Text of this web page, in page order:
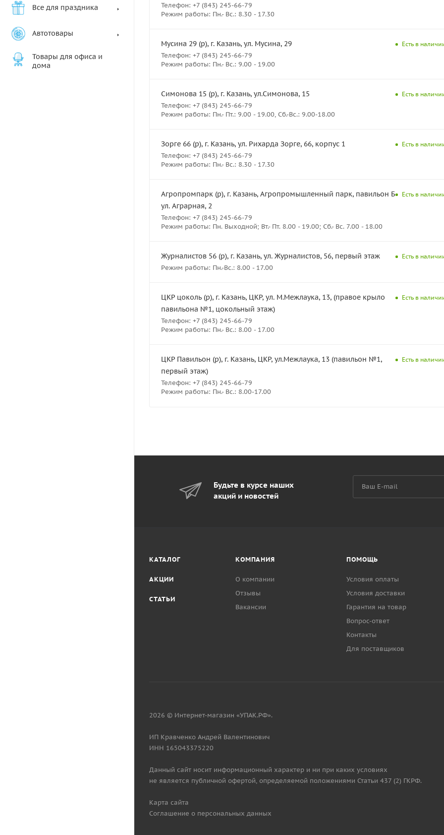
Все для праздника
Автотовары
Товары для офиса и
дома
Телефон: +7 (843) 245-66-79
Режим работы: Пн.- Вс.: 8.30 - 17.30
Мусина 29 (р), г. Казань, ул. Мусина, 29
Телефон: +7 (843) 245-66-79
Режим работы: Пн.- Вс.: 9.00 - 19.00
Есть в
Симонова 15 (р), г. Казань, ул.Симонова, 15
Телефон: +7 (843) 245-66-79
Режим работы: Пн.- Пт.: 9.00 - 19.00, Сб.-Вс.: 9.00-18.00
Есть в
Зорге 66 (р), г. Казань, ул. Рихарда Зорге, 66, корпус 1
Телефон: +7 (843) 245-66-79
Режим работы: Пн.- Вс.: 8.30 - 17.30
Есть в
Агропромпарк (р), г. Казань, Агропромышленный парк, павильон Б-25,
ул. Аграрная, 2
Телефон: +7 (843) 245-66-79
Режим работы: Пн. Выходной; Вт.- Пт. 8.00 - 19.00; Сб.- Вс. 7.00 - 18.00
Есть в
Журналистов 56 (р), г. Казань, ул. Журналистов, 56, первый этаж
Режим работы: Пн.-Вс.: 8.00 - 17.00
Есть в
ЦКР цоколь (р), г. Казань, ЦКР, ул. М.Межлаука, 13, (правое крыло
павильона №1, цокольный этаж)
Телефон: +7 (843) 245-66-79
Режим работы: Пн.- Вс.: 8.00 - 17.00
Есть в
ЦКР Павильон (р), г. Казань, ЦКР, ул.Межлаука, 13 (павильон №1,
первый этаж)
Телефон: +7 (843) 245-66-79
Режим работы: Пн.- Вс.: 8.00-17.00
Есть в
Будьте в курсе наших
акций и новостей
КАТАЛОГ
АКЦИИ
СТАТЬИ
КОМПАНИЯ
О компании
Отзывы
Вакансии
ПОМОЩЬ
Условия оплаты
Условия доставки
Гарантия на товар
Вопрос-ответ
Контакты
Для поставщиков
2026 © Интернет-магазин «УПАК.РФ».
ИП Кравченко Андрей Валентинович
ИНН 165043375220
Данный сайт носит информационный характер и ни при каких условиях
не является публичной офертой, определяемой положениями Статьи 437 (2) ГКРФ.
Карта сайта
Соглашение о персональных данных